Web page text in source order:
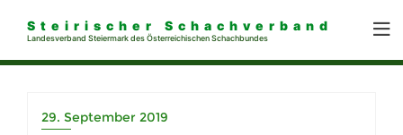
Steirischer Schachverband
Landesverband Steiermark des Österreichischen Schachbundes
29. September 2019